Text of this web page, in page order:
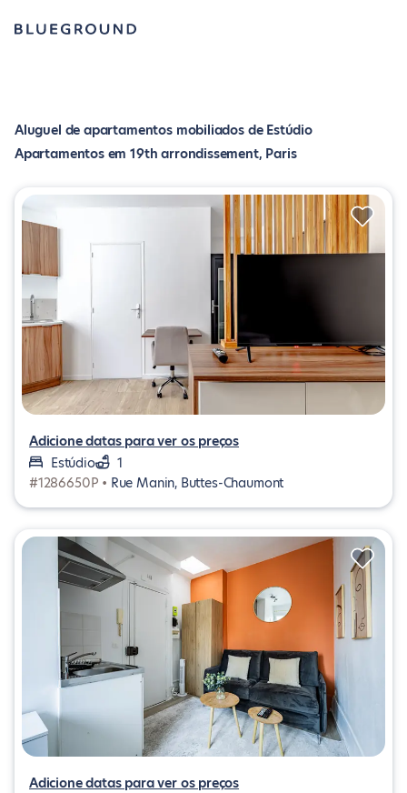
Aluguel de apartamentos mobiliados de Estúdio
Apartamentos em 19th arrondissement, Paris
Adicione datas para ver os preços
Estúdio
1
#1286650P • Rue Manin, Buttes-Chaumont
Adicione datas para ver os preços